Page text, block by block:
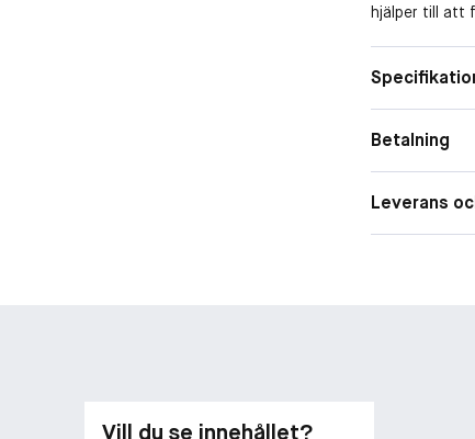
hjälper till att
skydda mot infektion. Denna Beauty Bible
absorberas
Betalning
Leverans
Vill du se innehållet?